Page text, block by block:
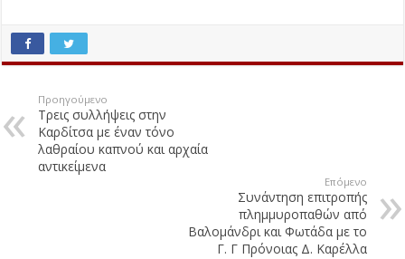
Προηγούμενο
Τρεις συλλήψεις στην
Καρδίτσα με έναν τόνο
λαθραίου καπνού και αρχαία
αντικείμενα
Επόμενο
Συνάντηση επιτροπής
πλημμυροπαθών από
Βαλομάνδρι και Φωτάδα με το
Γ. Γ Πρόνοιας Δ. Καρέλλα